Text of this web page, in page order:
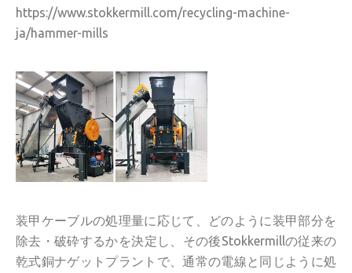
https://www.stokkermill.com/recycling-machine-
ja/hammer-mills
装甲ケーブルの処理量に応じて、どのように装甲部分を
除去・破砕するかを決定し、その後Stokkermillの従来の
乾式銅ナゲットプラントで、通常の電線と同じように処